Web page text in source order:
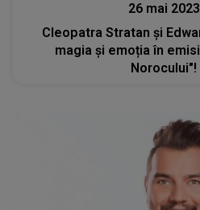
26 mai 2023
Cleopatra Stratan și
magia și emoția în
Norocului"!